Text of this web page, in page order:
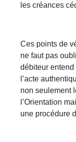
les créances
Ces points de
ne faut pas
débiteur
l’acte
non seulement
l’Orientation
une procédure